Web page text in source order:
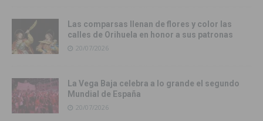
Las comparsas llenan de flores y color las
calles de Orihuela en honor a sus patronas
20/07/2026
La Vega Baja celebra a lo grande el segundo
Mundial de España
20/07/2026